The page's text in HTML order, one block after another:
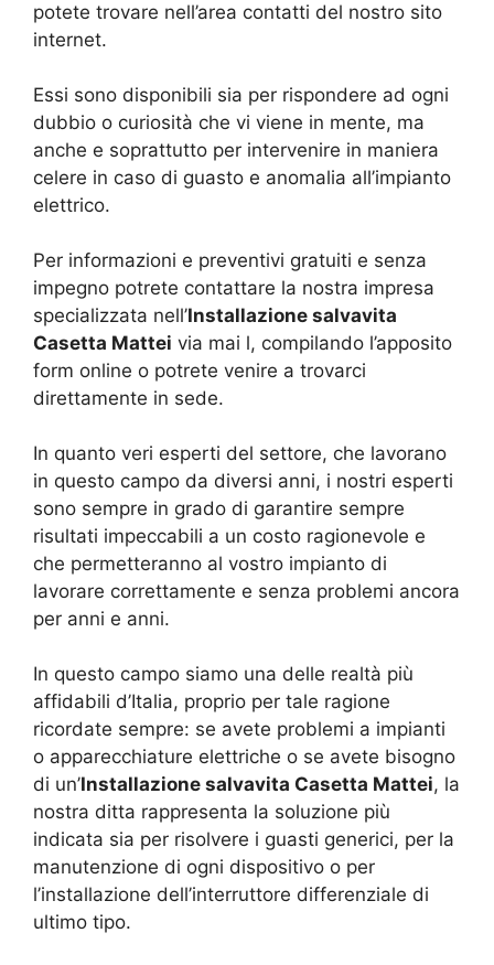
potete trovare nell’area contatti del nostro sito
internet.
Essi sono disponibili sia per rispondere ad ogni
dubbio o curiosità che vi viene in mente, ma
anche e soprattutto per intervenire in maniera
celere in caso di guasto e anomalia all’impianto
elettrico.
Per informazioni e preventivi gratuiti e senza
impegno potrete contattare la nostra impresa
specializzata nell’Installazione salvavita
Casetta Mattei via mai l, compilando l’apposito
form online o potrete venire a trovarci
direttamente in sede.
In quanto veri esperti del settore, che lavorano
in questo campo da diversi anni, i nostri esperti
sono sempre in grado di garantire sempre
risultati impeccabili a un costo ragionevole e
che permetteranno al vostro impianto di
lavorare correttamente e senza problemi ancora
per anni e anni.
In questo campo siamo una delle realtà più
affidabili d’Italia, proprio per tale ragione
ricordate sempre: se avete problemi a impianti
o apparecchiature elettriche o se avete bisogno
di un’Installazione salvavita Casetta Mattei, la
nostra ditta rappresenta la soluzione più
indicata sia per risolvere i guasti generici, per la
manutenzione di ogni dispositivo o per
l’installazione dell’interruttore differenziale di
ultimo tipo.